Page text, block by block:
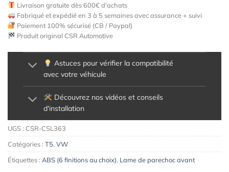
Livraison gratuite dès 600€ d'achats
Fabriqué et expédié en 3 à 5 semaines avec assurance + suivi
Paiement 100% sécurisé (CB / Paypal)
Produit original CSR Automotive
Astuces pour vérifier la compatibilité
avec votre véhicule
Découvrez nos vidéos et conseils
d'installation
UGS : CSR-CSL363
Catégories : T5, VW
Étiquettes : ABS (6 finitions au choix), Lame de parechoc avant